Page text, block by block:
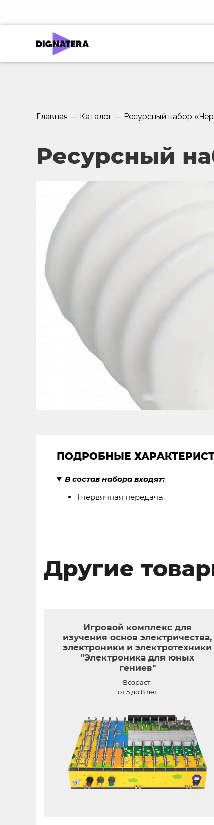
Главная — Каталог — Ресурсный набор
Ресурсный
ПОДРОБНЫЕ
В состав набора входят:
1 червячная передача.
Другие
Игровой комплекс для
изучения основ электричества,
электроники и электротехники
"Электроника для юных
гениев"
Возраст:
от 5 до 8 лет